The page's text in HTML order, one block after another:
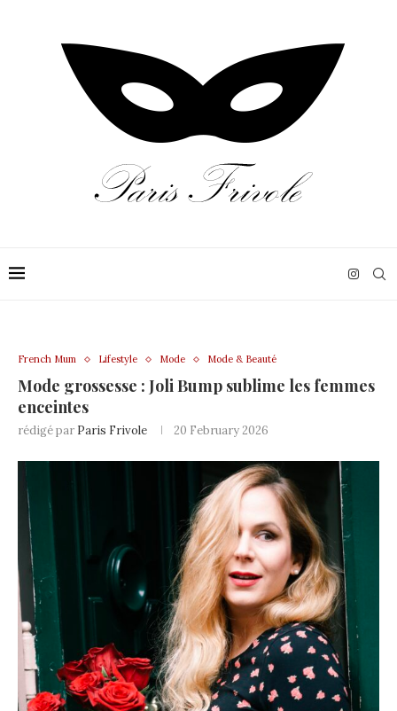
French Mum Lifestyle Mode Mode & Beauté
Mode grossesse : Joli Bump sublime les femmes
enceintes
rédigé par Paris Frivole 20 February 2026